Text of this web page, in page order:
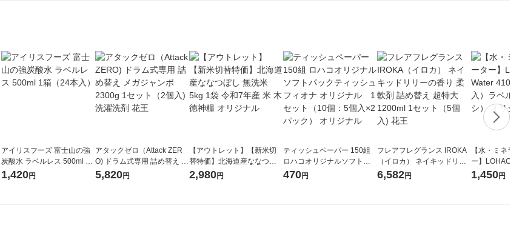
アイリスフーズ 富士山の強
炭酸水 ラベルレス 500ml 1
箱（24本入）
1,420円
アタックゼロ（Attack ZER
O) ドラム式専用 詰め替え メ
ガジャンボ 2300g 1セット
5,820円
【アウトレット】【新米切
替特価】北海道産ななつぼ
し 無洗米 5kg 1袋 令和7年産
2,980円
ティッシュペーパー 150組
ロハコオリジナルソフトパ
ックティッシュ フィオナ オ
470円
フレアフレグランス IROKA
（イロカ） ネイキッドリリ
ーの香り 柔軟剤 詰め替え 超
6,582円
【水・ミネラ
ー】LOHACO
1箱（20本入
1,450円